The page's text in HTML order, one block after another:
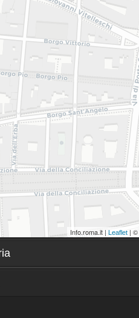
Info.roma.it | Leaflet | ©